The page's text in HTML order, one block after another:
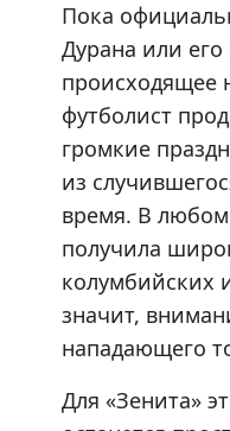
Пока
Дурана или его
происходящее
футболист
громкие
из
время. В любом
получила
колумбийских
значит,
нападающего
Для «Зенита»